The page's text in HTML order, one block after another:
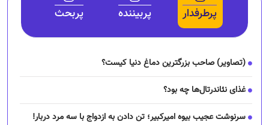
پرطرفدار پربیننده پربحث
(تصاویر) صاحب بزرگترین دماغ دنیا کیست؟
غذای نئاندرتال‌ها چه بود؟
سرنوشت عجیب بیوه امیرکبیر؛ تن دادن به ازدواج با سه مرد دربار!